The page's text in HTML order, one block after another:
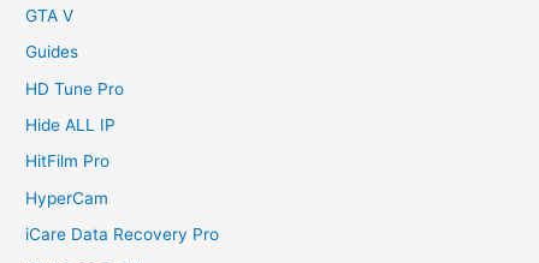
GTA V
Guides
HD Tune Pro
Hide ALL IP
HitFilm Pro
HyperCam
iCare Data Recovery Pro